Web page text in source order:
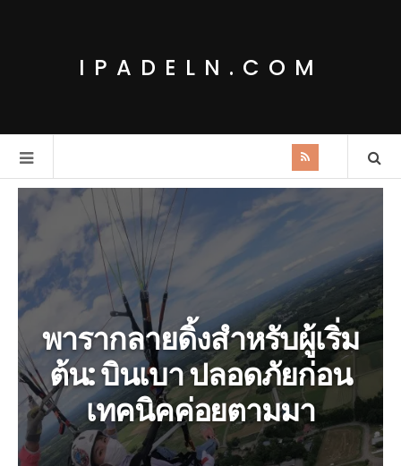
IPADELN.COM
พารากลายดิ้งสำหรับผู้เริ่ม
ต้น: บินเบา ปลอดภัยก่อน
เทคนิคค่อยตามมา